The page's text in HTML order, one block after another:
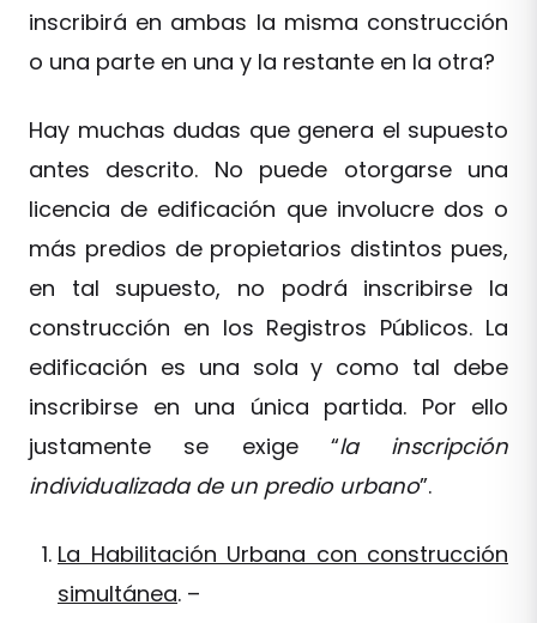
inscribirá en ambas la misma construcción
o una parte en una y la restante en la otra?
Hay muchas dudas que genera el supuesto
antes descrito. No puede otorgarse una
licencia de edificación que involucre dos o
más predios de propietarios distintos pues,
en tal supuesto, no podrá inscribirse la
construcción en los Registros Públicos. La
edificación es una sola y como tal debe
inscribirse en una única partida. Por ello
justamente se exige “la inscripción
individualizada de un predio urbano”.
La Habilitación Urbana con construcción
simultánea. –